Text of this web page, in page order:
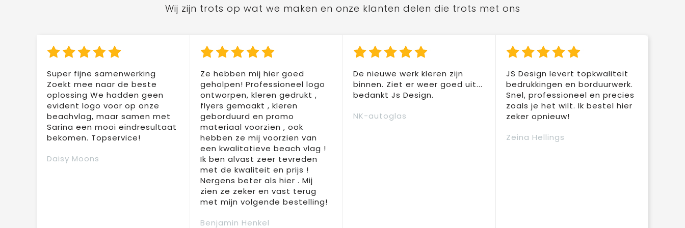
Wij zijn trots op wat we maken en onze klanten delen die trots met ons
Super fijne samenwerking
Zoekt mee naar de beste
oplossing We hadden geen
evident logo voor op onze
beachvlag, maar samen met
Sarina een mooi eindresultaat
bekomen. Topservice!
Daisy Moons
Ze hebben mij hier goed
geholpen! Professioneel logo
ontworpen, kleren gedrukt ,
flyers gemaakt , kleren
geborduurd en promo
materiaal voorzien , ook
hebben ze mij voorzien van
een kwalitatieve beach vlag !
Ik ben alvast zeer tevreden
met de kwaliteit en prijs !
Nergens beter als hier . Mij
zien ze zeker en vast terug
met mijn volgende bestelling!
Benjamin Henkel
De nieuwe werk kleren zijn
binnen. Ziet er weer goed uit...
bedankt Js Design.
NK-autoglas
JS Design levert topkwaliteit
bedrukkingen en borduurwerk.
Snel, professioneel en precies
zoals je het wilt. Ik bestel hier
zeker opnieuw!
Zeina Hellings